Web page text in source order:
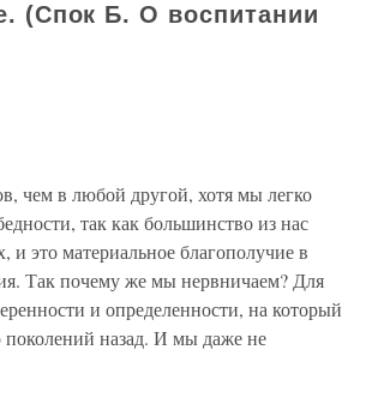
(Спок Б. О воспитании
чем в любой другой, хотя мы легко
так как большинство из нас
и это материальное благополучие в
Так почему же мы нервничаем? Для
и определенности, на который
поколений назад. И мы даже не